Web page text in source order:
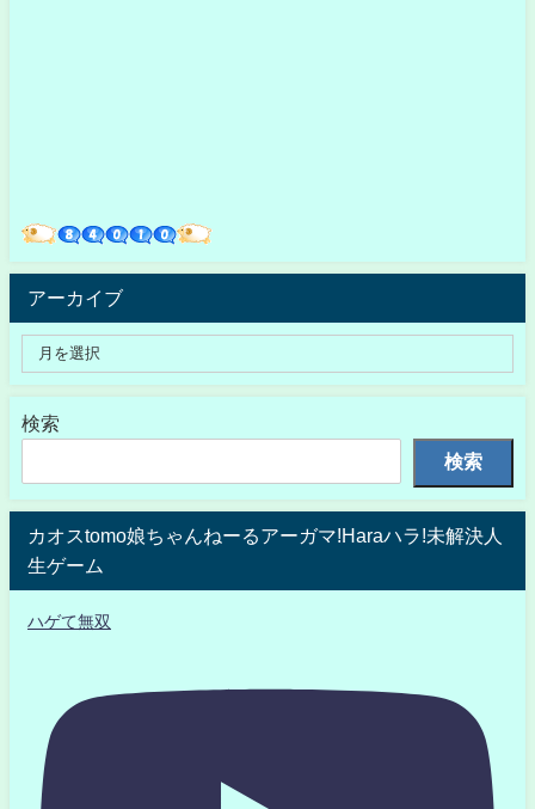
アーカイブ
検索
検索
カオスtomo娘ちゃんねーるアーガマ!Haraハラ!未解決人
生ゲーム
ハゲて無双